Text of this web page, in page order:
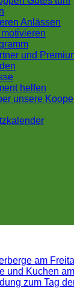
Anlässen
und
helfen
unsere
am
und Kuchen
zum Tag